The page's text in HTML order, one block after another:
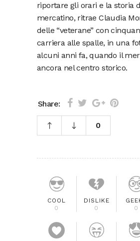
riportare gli orari e la storia
mercatino, ritrae Claudia
delle “veterane” con
carriera alle spalle, in una
alcuni anni fa, quando il
ancora nel centro storico.
Share:
0
COOL
0
DISLIKE
0
0